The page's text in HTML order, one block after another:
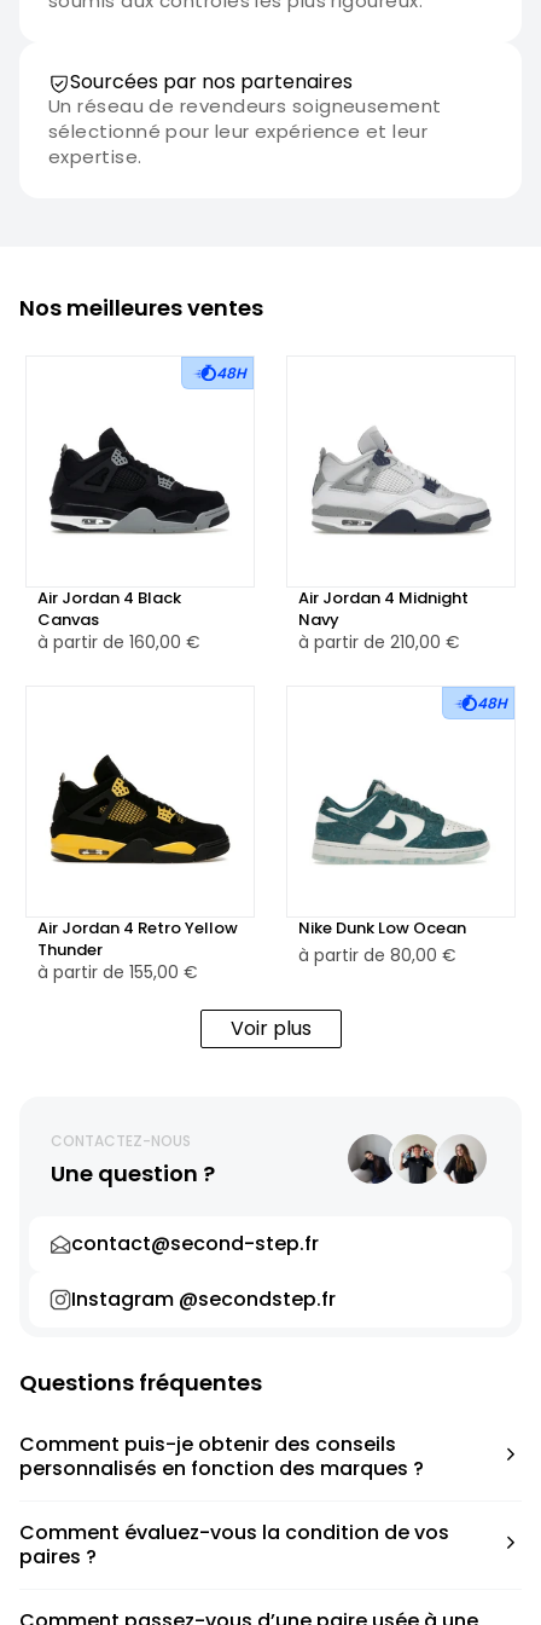
Sourcées par nos partenaires
Un réseau de revendeurs soigneusement
sélectionné pour leur expérience et leur
expertise.
Nos meilleures ventes
48H
Air Jordan 4 Black
Canvas
à partir de 160,00 €
Air Jordan 4 Midnight
Navy
à partir de 210,00 €
Air Jordan 4 Retro Yellow
Thunder
à partir de 155,00 €
48H
Nike Dunk Low Ocean
à partir de 80,00 €
Voir plus
CONTACTEZ-NOUS
Une question ?
contact@second-step.fr
Instagram @secondstep.fr
Questions fréquentes
Comment puis-je obtenir des conseils
personnalisés en fonction des marques ?
pour déterminer la taille appropriée, que ce soit une taille
en dessous, au-dessus ou correspondant à votre taille
Comment évaluez-vous la condition de vos
paires ?